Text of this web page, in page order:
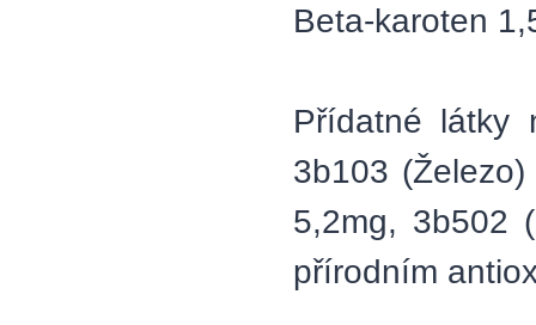
Beta-karoten
Přídatné látky
3b103
5,2mg, 3b502
přírodním